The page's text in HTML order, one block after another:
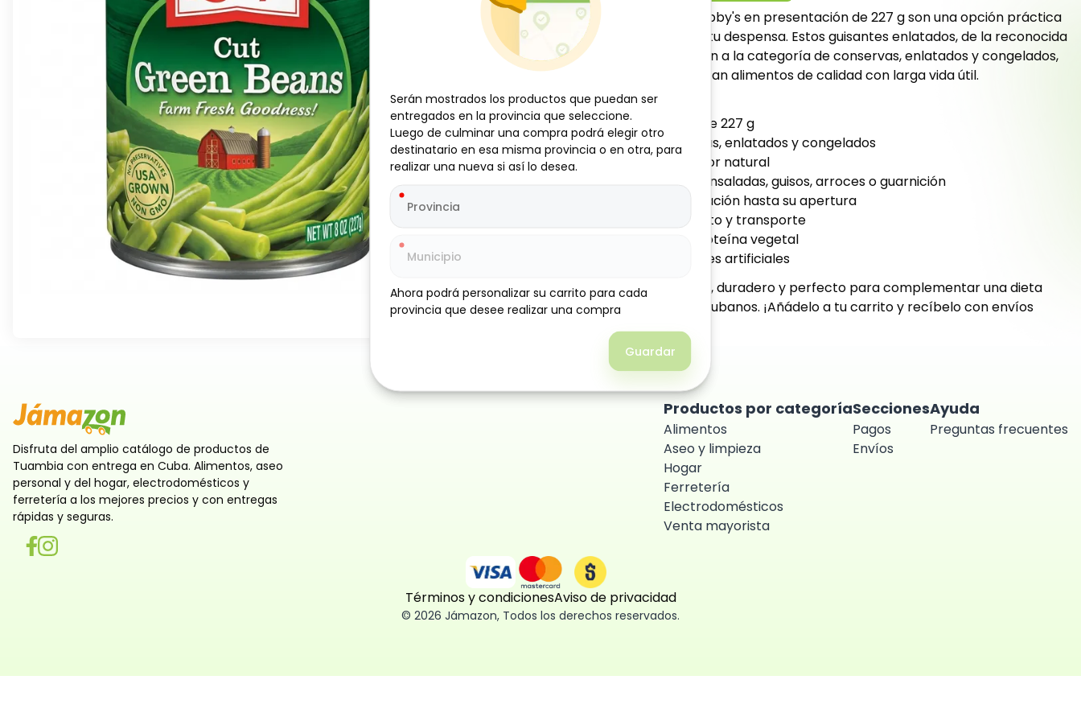
Los Guisantes cortados Libby's en presentación de 227 g son una opción práctica
y nutritiva para incluir en tu despensa. Estos guisantes enlatados, de la reconocida
marca Libby's, pertenecen a la categoría de conservas, enlatados y congelados,
ideales para quienes buscan alimentos de calidad con larga vida útil.
Marca: Libby's
Presentación: Lata de 227 g
Categoría: Conservas, enlatados y congelados
Textura suave y sabor natural
Versátil: ideal para ensaladas, guisos, arroces o guarnición
No requiere refrigeración hasta su apertura
Fácil almacenamiento y transporte
Fuente de fibra y proteína vegetal
Libre de conservantes artificiales
Beneficios clave: práctico, duradero y perfecto para complementar una dieta
balanceada en hogares cubanos. ¡Añádelo a tu carrito y recíbelo con envíos
rápidos y seguros a Cuba!
Disfruta del amplio catálogo de productos de
Tuambia con entrega en Cuba. Alimentos, aseo
personal y del hogar, electrodomésticos y
ferretería a los mejores precios y con entregas
rápidas y seguras.
Productos por categoría
Alimentos
Aseo y limpieza
Hogar
Ferretería
Electrodomésticos
Venta mayorista
Secciones
Pagos
Envíos
Ayuda
Preguntas frecuentes
Términos y condicionesAviso de privacidad
© 2026 Jámazon, Todos los derechos reservados.
Serán mostrados los productos que puedan ser
entregados en la provincia que seleccione.
Luego de culminar una compra podrá elegir otro
destinatario en esa misma provincia o en otra, para
realizar una nueva si así lo desea.
Ahora podrá personalizar su carrito para cada
provincia que desee realizar una compra
Guardar
Serán mostrados los productos que puedan ser
entregados en la provincia que seleccione.
Luego de culminar una compra podrá elegir otro
destinatario en esa misma provincia o en otra, para
realizar una nueva si así lo desea.
Ahora podrá personalizar su carrito para cada
provincia que desee realizar una compra
Guardar